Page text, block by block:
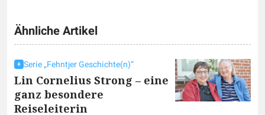
Ähnliche Artikel
Serie „Fehntjer Geschichte(n)“
Lin Cornelius Strong – eine
ganz besondere
Reiseleiterin